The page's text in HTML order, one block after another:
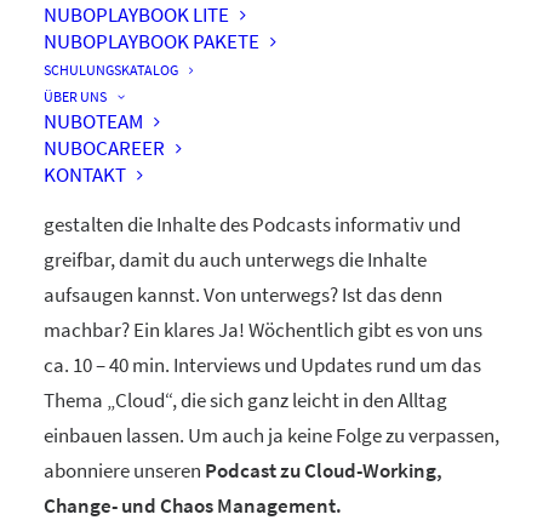
NUBOPLAYBOOK LITE
NUBOPLAYBOOK PAKETE
SCHULUNGSKATALOG
ÜBER UNS
NUBOTEAM
NUBOCAREER
KONTAKT
by nuboworkers GmbH
Herzlich Willkommen! Du hast nuboRadio – unseren
ganz eigenenPodcast zur Digitalisierung
Unsere beiden Moderatoren Dominique und Markus
gestalten die Inhalte des Podcasts informativ und
greifbar, damit du auch unterwegs die Inhalte
aufsaugen kannst. Von unterwegs? Ist das denn
machbar? Ein klares Ja! Wöchentlich gibt es von uns
ca. 10 – 40 min. Interviews und Updates rund um das
Thema „Cloud“, die sich ganz leicht in den Alltag
einbauen lassen. Um auch ja keine Folge zu verpassen,
abonniere unseren Podcast zu Cloud-Working,
Change- und Chaos Management.